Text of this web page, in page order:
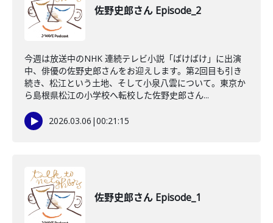
佐野史郎さん Episode_2
今週は放送中のNHK 連続テレビ小説「ばけばけ」に出演
中、俳優の佐野史郎さんをお迎えします。第2回目も引き
続き、松江という土地、そして小泉八雲について。東京か
ら島根県松江の小学校へ転校した佐野史郎さん...
2026.03.06 |00:21:15
佐野史郎さん Episode_1